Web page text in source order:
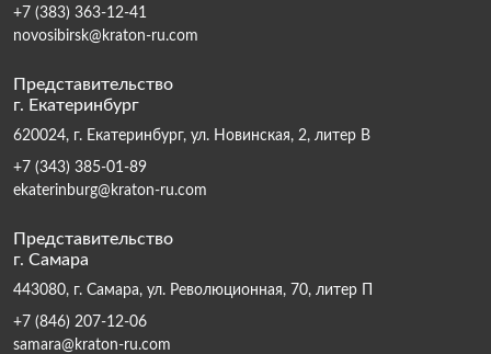
+7 (383) 363-12-41
novosibirsk@kraton-ru.com
Представительство
г. Екатеринбург
620024, г. Екатеринбург, ул. Новинская, 2, литер В
+7 (343) 385-01-89
ekaterinburg@kraton-ru.com
Представительство
г. Самара
443080, г. Самара, ул. Революционная, 70, литер П
+7 (846) 207-12-06
samara@kraton-ru.com